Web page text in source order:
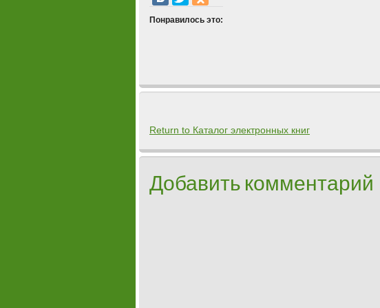
Понравилось это:
Return to Каталог электронных книг
Добавить комментарий